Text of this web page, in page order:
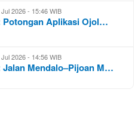
2026 - 15:46 WIB
Potongan Aplikasi Ojol…
2026 - 14:56 WIB
Jalan Mendalo–Pijoan M…